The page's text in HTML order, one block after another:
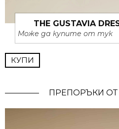
THE GUSTAVIA
Може да купите от тук
КУПИ
ПРЕПОРЪКИ